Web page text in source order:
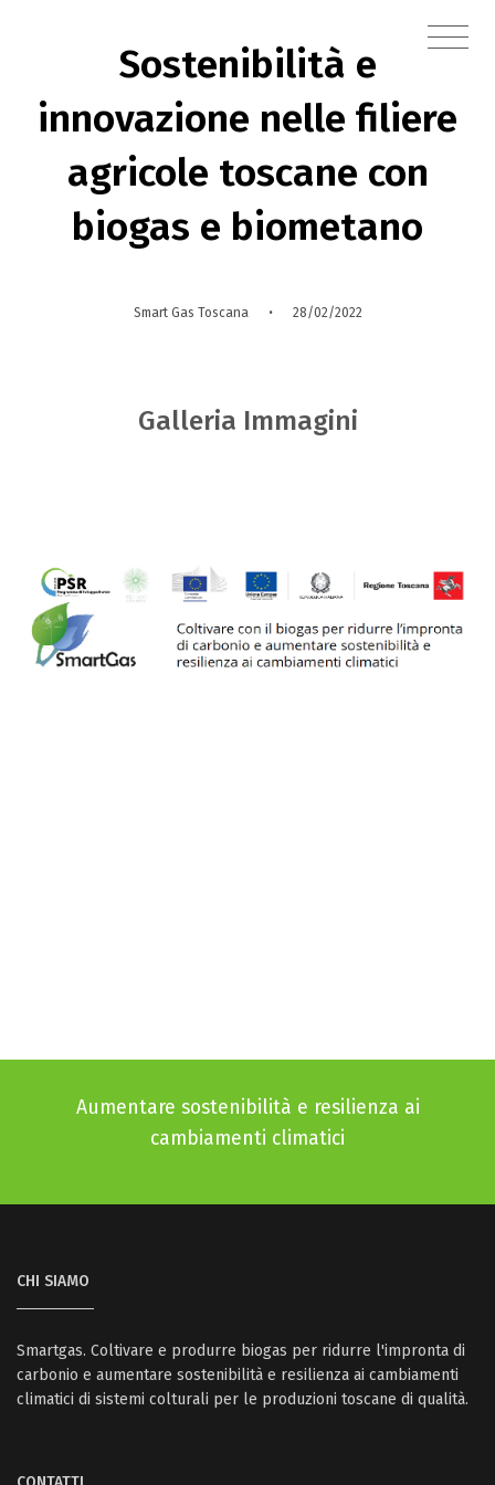
Sostenibilità e
innovazione nelle filiere
agricole toscane con
biogas e biometano
Smart Gas Toscana · 28/02/2022
Galleria Immagini
Aumentare sostenibilità e resilienza ai
cambiamenti climatici
CHI SIAMO
Smartgas. Coltivare e produrre biogas per ridurre l'impronta di
carbonio e aumentare sostenibilità e resilienza ai cambiamenti
climatici di sistemi colturali per le produzioni toscane di qualità.